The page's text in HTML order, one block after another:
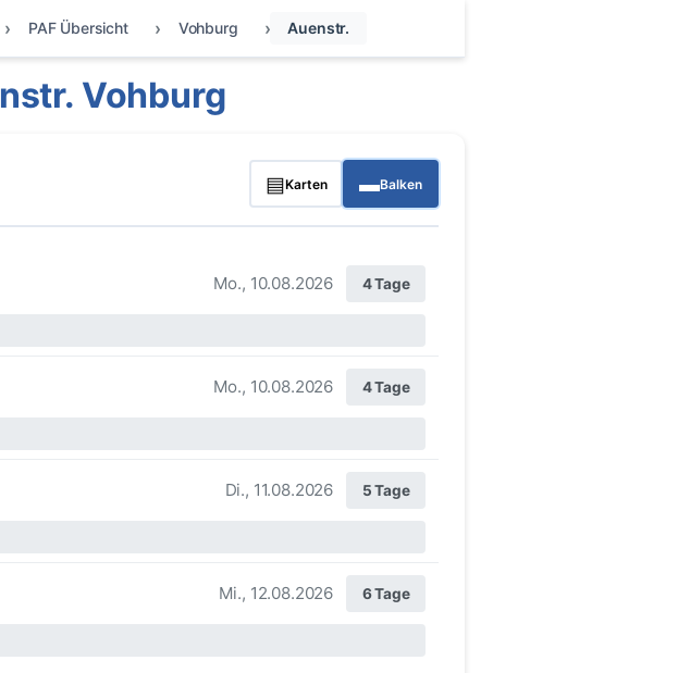
PAF Übersicht Vohburg Auenstr.
Vohburg
▤Karten ▬Balken
Mo., 10.08.2026 4 Tage
Mo., 10.08.2026 4 Tage
Di., 11.08.2026 5 Tage
Mi., 12.08.2026 6 Tage